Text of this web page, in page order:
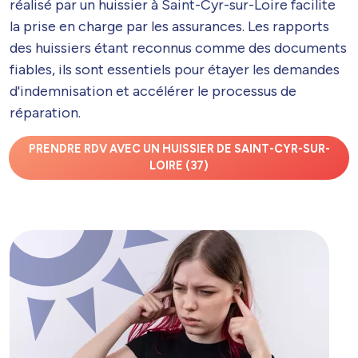
réalisé par un huissier à Saint-Cyr-sur-Loire facilite
la prise en charge par les assurances. Les rapports
des huissiers étant reconnus comme des documents
fiables, ils sont essentiels pour étayer les demandes
d'indemnisation et accélérer le processus de
réparation.
PRENDRE RDV AVEC UN HUISSIER DE SAINT-CYR-SUR-
LOIRE (37)